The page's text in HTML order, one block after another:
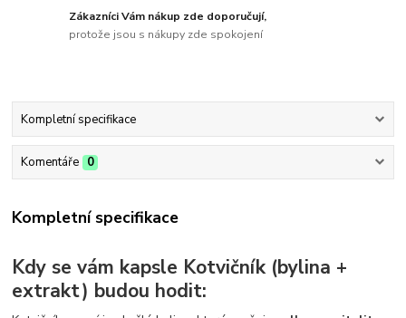
Zákazníci Vám nákup zde doporučují,
protože jsou s nákupy zde spokojení
Kompletní specifikace
Komentáře 0
Kompletní specifikace
Kdy se vám kapsle Kotvičník (bylina +
extrakt) budou hodit: